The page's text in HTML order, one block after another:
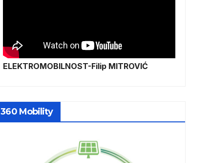
ELEKTROMOBILNOST-Filip MITROVIĆ
360 Mobility